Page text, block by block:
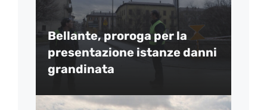
Bellante, proroga per la
presentazione istanze danni
grandinata